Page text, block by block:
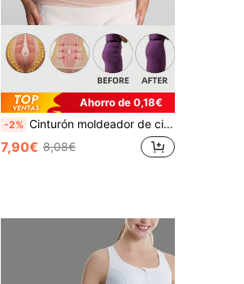
Ahorro de 0,18€
-2% Cinturón moldeador de cintura para mujer, control de abdomen, diseño de malla transpirable de alta calidad para entrenamiento en el gimnasio, postura y fitness corporal
7,90€ 8,08€